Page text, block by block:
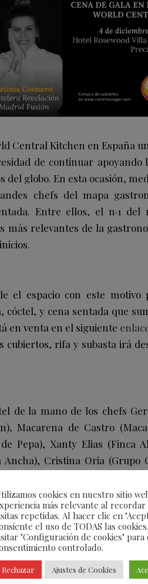
Central Kitchen en España
de continuar apoyando
del globo. En esta ocasión,
chefs del mapa
Entre ellos, el n·1 del
más relevantes de la
el espacio con este motivo
y cena sentada que
en venta en el siguiente
cubiertos, rifa y subasta irá
de la mano de los chefs
Macarena de Castro
Pepa), Xanty Elias (Finca
Cristina Oria (Grupo
acompañado de
la D.O. Rueda.
la cena, colaborarán los chefs
Paniego, del restaurante
elaborados por 3 chefs
cookies en nuestro sitio
más relevante al
repetidas. Al hacer clic en
el uso de TODAS las
"Configuración de cookies"
controlado.
Rechazar Ajustes de Cookies